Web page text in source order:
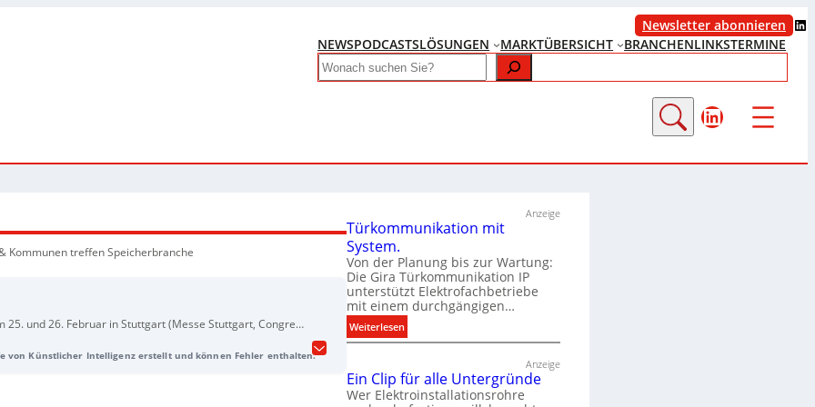
Newsletter abonnieren LinkedIn
NEWSPODCASTSLÖSUNGEN MARKTÜBERSICHT BRANCHENLINKSTERMINE
Search
LinkedIn
Kommunen treffen Speicherbranche
25. und 26. Februar in Stuttgart (Messe Stuttgart, Congress
zusammen. Im Mittelpunkt stehen
von Künstlicher Intelligenz erstellt und können Fehler enthalten.
Anzeige
Türkommunikation mit
System.
Von der Planung bis zur Wartung:
Die Gira Türkommunikation IP
unterstützt Elektrofachbetriebe
mit einem durchgängigen…
Weiterlesen:
T
r
k
Anzeige
Ein Clip für alle Untergründe
Wer Elektroinstallationsrohre